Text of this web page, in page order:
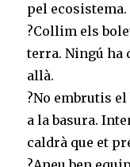
pel ecosistema.
?Collim els
terra. Ningú ha
allà.⠀
?No embrutis
a la basura.
caldrà que et